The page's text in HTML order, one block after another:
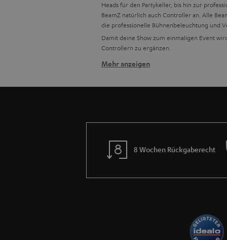
Heads für den Partykeller, bis hin zur
BeamZ natürlich auch Controller an. Alle
die professionelle Bühnenbeleuchtung und
Damit deine Show zum einmaligen Event
Controllern zu ergänzen.
Verwandte Themen in unserem
Drei DJ-Frauen und ihr Weg zum Erfolg
Mehr anzeigen
8 Wochen Rückgaberecht